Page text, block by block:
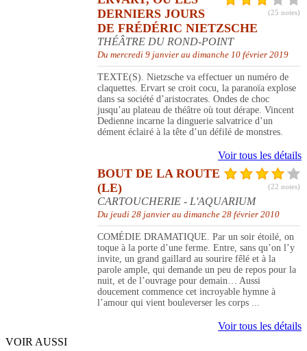
(25 notes)
DERNIERS JOURS
DE FRÉDÉRIC NIETZSCHE
THÉÂTRE DU ROND-POINT
Du mercredi 9 janvier au dimanche 10 février 2019
TEXTE(S). Nietzsche va effectuer un numéro de
claquettes. Ervart se croit cocu, la paranoïa explose
dans sa société d’aristocrates. Ondes de choc
jusqu’au plateau de théâtre où tout dérape. Vincent
Dedienne incarne la dinguerie salvatrice d’un
dément éclairé à la tête d’un défilé de monstres.
Voir tous les détails
(22 notes)
BOUT DE LA ROUTE
(LE)
CARTOUCHERIE - L'AQUARIUM
Du jeudi 28 janvier au dimanche 28 février 2010
COMÉDIE DRAMATIQUE. Par un soir étoilé, on
toque à la porte d’une ferme. Entre, sans qu’on l’y
invite, un grand gaillard au sourire fêlé et à la
parole ample, qui demande un peu de repos pour la
nuit, et de l’ouvrage pour demain… Aussi
doucement commence cet incroyable hymne à
l’amour qui vient bouleverser les corps ...
Voir tous les détails
VOIR AUSSI